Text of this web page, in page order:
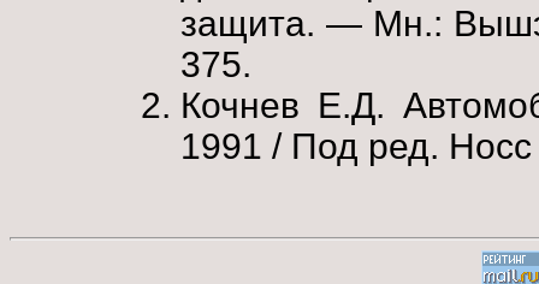
защита. — Мн.:
375.
Кочнев Е.Д.
1991 / Под ред.